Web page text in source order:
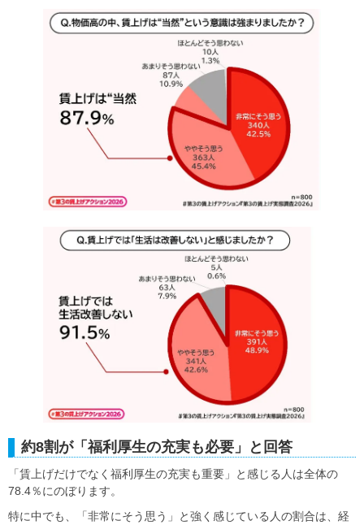
約8割が「福利厚生の充実も必要」と回答
「賃上げだけでなく福利厚生の充実も重要」と感じる人は全体の
78.4％にのぼります。
特に中でも、「非常にそう思う」と強く感じている人の割合は、経